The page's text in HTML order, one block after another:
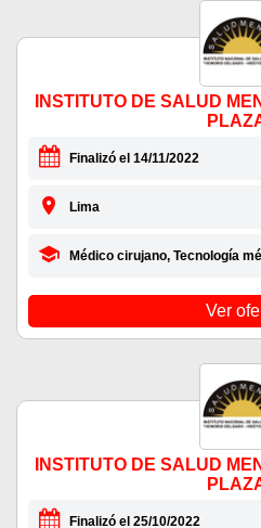
INSTITUTO DE SALUD
Finalizó el 14/11/2022
Lima
Médico cirujano, Tecnología
Ver
INSTITUTO DE SALUD
Finalizó el 25/10/2022